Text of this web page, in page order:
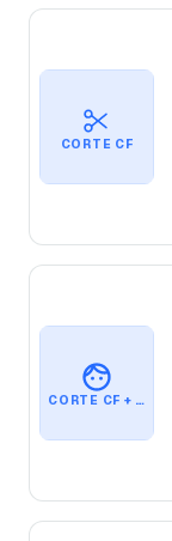
CORTE CF
CORTE CF + BARBA